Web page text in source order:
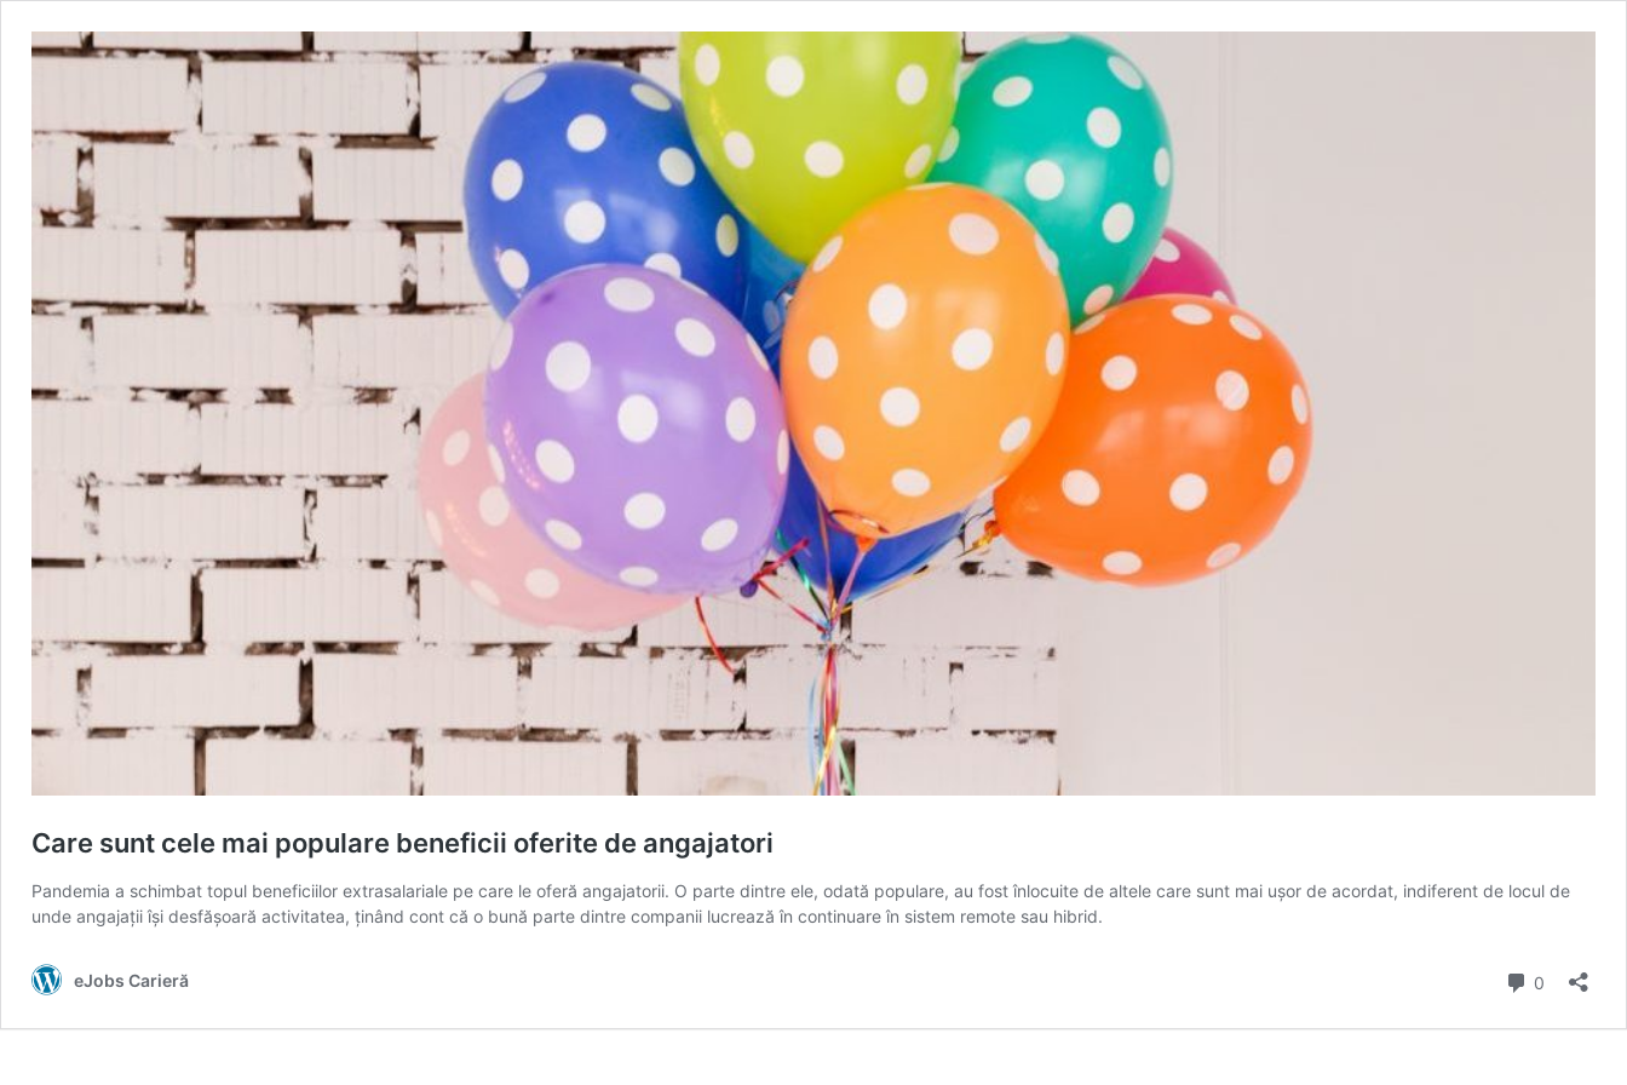
Care sunt cele mai populare beneficii oferite de angajatori
Pandemia a schimbat topul beneficiilor extrasalariale pe care le oferă angajatorii. O parte dintre ele, odată populare, au fost înlocuite de altele care sunt mai ușor de acordat, indiferent de locul de
unde angajații își desfășoară activitatea, ținând cont că o bună parte dintre companii lucrează în continuare în sistem remote sau hibrid.
eJobs Carieră 0 Comments